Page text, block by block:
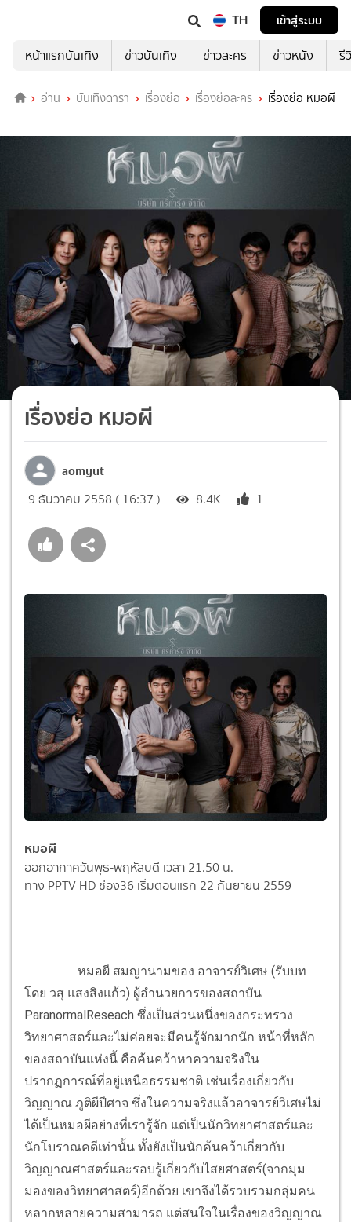
TH
เข้าสู่ระบบ
หน้าแรกบันเทิง
ข่าวบันเทิง ข่าวละคร ข่าวหนัง รี
อ่าน บันเทิงดารา เรื่องย่อ เรื่องย่อละคร เรื่องย่อ หมอผี
เรื่องย่อ หมอผี
aomyut
9 ธันวาคม 2558 ( 16:37 ) 8.4K 1
หมอผี
ออกอากาศวันพุธ-พฤหัสบดี เวลา 21.50 น.
ทาง PPTV HD ช่อง36 เริ่มตอนแรก 22 กันยายน 2559
หมอผี สมญานามของ อาจารย์วิเศษ (รับบท
โดย วสุ แสงสิงแก้ว) ผู้อำนวยการของสถาบัน
ParanormalReseach ซึ่งเป็นส่วนหนึ่งของกระทรวง
วิทยาศาสตร์และไม่ค่อยจะมีคนรู้จักมากนัก หน้าที่หลัก
ของสถาบันแห่งนี้ คือค้นคว้าหาความจริงใน
ปรากฏการณ์ที่อยู่เหนือธรรมชาติ เช่นเรื่องเกี่ยวกับ
วิญญาณ ภูติผีปีศาจ ซึ่งในความจริงแล้วอาจารย์วิเศษไม่
ได้เป็นหมอผีอย่างที่เรารู้จัก แต่เป็นนักวิทยาศาสตร์และ
นักโบราณคดีเท่านั้น ทั้งยังเป็นนักค้นคว้าเกี่ยวกับ
วิญญาณศาสตร์และรอบรู้เกี่ยวกับไสยศาสตร์(จากมุม
มองของวิทยาศาสตร์)อีกด้วย เขาจึงได้รวบรวมกลุ่มคน
หลากหลายความสามารถ แต่สนใจในเรื่องของวิญญาณ